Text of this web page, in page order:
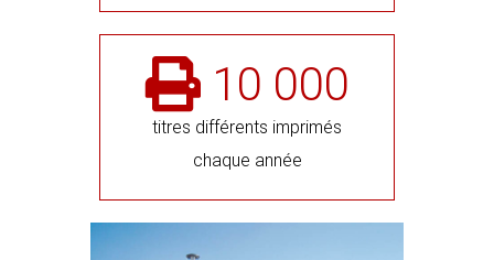
10 000
titres différents imprimés
chaque année